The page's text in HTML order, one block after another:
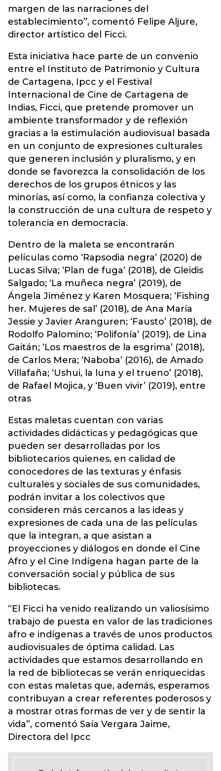
margen de las narraciones del
establecimiento”, comentó Felipe Aljure,
director artístico del Ficci.
Esta iniciativa hace parte de un convenio
entre el Instituto de Patrimonio y Cultura
de Cartagena, Ipcc y el Festival
Internacional de Cine de Cartagena de
Indias, Ficci, que pretende promover un
ambiente transformador y de reflexión
gracias a la estimulación audiovisual basada
en un conjunto de expresiones culturales
que generen inclusión y pluralismo, y en
donde se favorezca la consolidación de los
derechos de los grupos étnicos y las
minorías, así como, la confianza colectiva y
la construcción de una cultura de respeto y
tolerancia en democracia.
Dentro de la maleta se encontrarán
películas como ‘Rapsodia negra’ (2020) de
Lucas Silva; ‘Plan de fuga’ (2018), de Gleidis
Salgado; ‘La muñeca negra’ (2019), de
Ángela Jiménez y Karen Mosquera; ‘Fishing
her. Mujeres de sal’ (2018), de Ana María
Jessie y Javier Aranguren; ‘Fausto’ (2018), de
Rodolfo Palomino; ‘Polifonía’ (2019), de Lina
Gaitán; ‘Los maestros de la esgrima’ (2018),
de Carlos Mera; ‘Naboba’ (2016), de Amado
Villafaña; ‘Ushui, la luna y el trueno’ (2018),
de Rafael Mojica, y ‘Buen vivir’ (2019), entre
otras
Estas maletas cuentan con varias
actividades didácticas y pedagógicas que
pueden ser desarrolladas por los
bibliotecarios quienes, en calidad de
conocedores de las texturas y énfasis
culturales y sociales de sus comunidades,
podrán invitar a los colectivos que
consideren más cercanos a las ideas y
expresiones de cada una de las películas
que la integran, a que asistan a
proyecciones y diálogos en donde el Cine
Afro y el Cine Indígena hagan parte de la
conversación social y pública de sus
bibliotecas.
“El Ficci ha venido realizando un valiosísimo
trabajo de puesta en valor de las tradiciones
afro e indígenas a través de unos productos
audiovisuales de óptima calidad. Las
actividades que estamos desarrollando en
la red de bibliotecas se verán enriquecidas
con estas maletas que, además, esperamos
contribuyan a crear referentes poderosos y
a mostrar otras formas de ver y de sentir la
vida”, comentó Saía Vergara Jaime,
Directora del Ipcc